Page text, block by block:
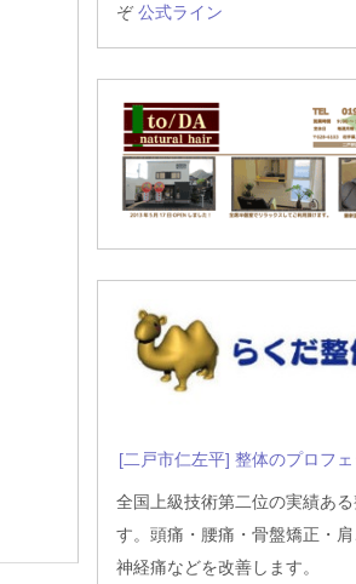
ぞ 公式ライン
[二戸市仁左平] 整体のプロフ
全国上級技術第二位の実績あ
す。頭痛・腰痛・骨盤矯正・
神経痛などを改善します。